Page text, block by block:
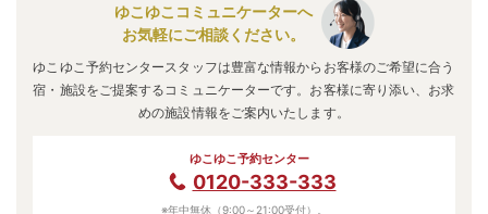
ゆこゆこコミュニケーターへ
お気軽にご相談ください。
ゆこゆこ予約センタースタッフは豊富な情報からお客様のご希望に合う
宿・施設をご提案するコミュニケーターです。お客様に寄り添い、お求
めの施設情報をご案内いたします。
ゆこゆこ予約センター
0120-333-333
※年中無休（9:00～21:00受付）。